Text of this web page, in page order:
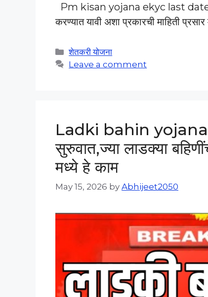
Pm kisan yojana ekyc last date:
करण्यात यावी अशा प्रकारची माहिती
Categories
शेतकरी योजना
Leave a comment
Ladki bahin yojana
सुरुवात,ज्या लाडक्या
मध्ये हे काम
May 15, 2026 by Abhijeet2050